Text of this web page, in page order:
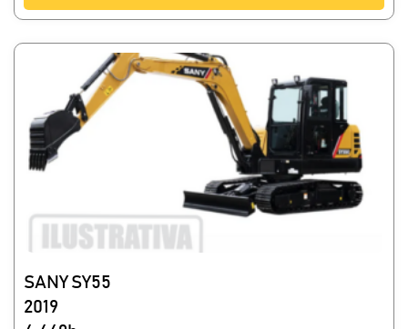
SANY SY55
2019